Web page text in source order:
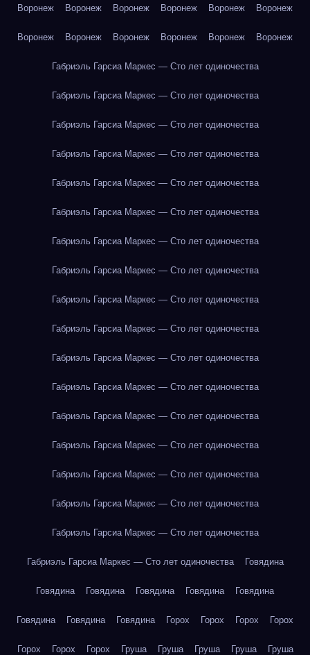
Воронеж Воронеж Воронеж Воронеж Воронеж Воронеж
Воронеж Воронеж Воронеж Воронеж Воронеж Воронеж
Габриэль Гарсиа Маркес — Сто лет одиночества
Габриэль Гарсиа Маркес — Сто лет одиночества
Габриэль Гарсиа Маркес — Сто лет одиночества
Габриэль Гарсиа Маркес — Сто лет одиночества
Габриэль Гарсиа Маркес — Сто лет одиночества
Габриэль Гарсиа Маркес — Сто лет одиночества
Габриэль Гарсиа Маркес — Сто лет одиночества
Габриэль Гарсиа Маркес — Сто лет одиночества
Габриэль Гарсиа Маркес — Сто лет одиночества
Габриэль Гарсиа Маркес — Сто лет одиночества
Габриэль Гарсиа Маркес — Сто лет одиночества
Габриэль Гарсиа Маркес — Сто лет одиночества
Габриэль Гарсиа Маркес — Сто лет одиночества
Габриэль Гарсиа Маркес — Сто лет одиночества
Габриэль Гарсиа Маркес — Сто лет одиночества
Габриэль Гарсиа Маркес — Сто лет одиночества
Габриэль Гарсиа Маркес — Сто лет одиночества
Габриэль Гарсиа Маркес — Сто лет одиночества Говядина
Говядина Говядина Говядина Говядина Говядина
Говядина Говядина Говядина Горох Горох Горох Горох
Горох Горох Горох Груша Груша Груша Груша Груша